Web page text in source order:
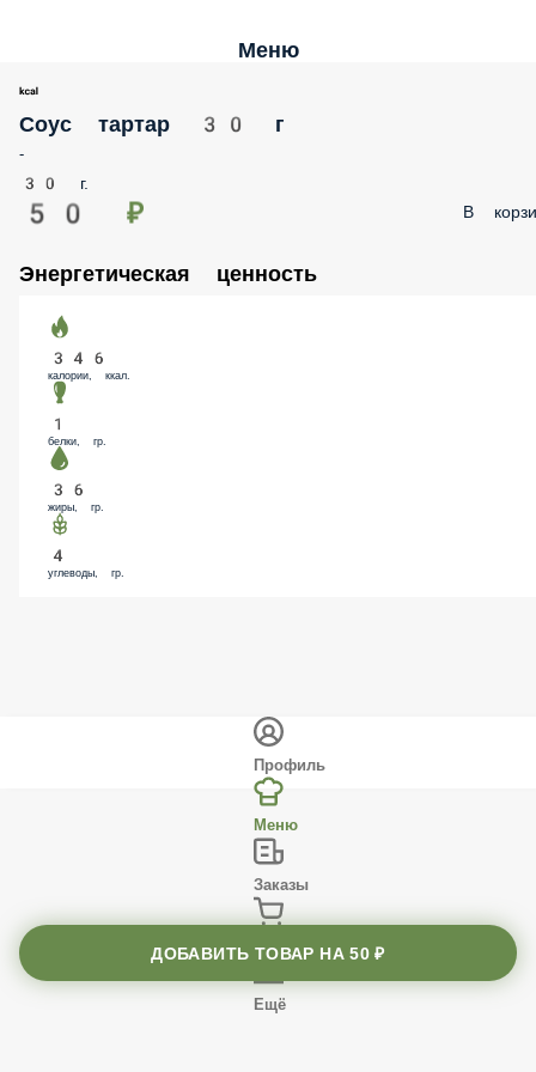
Меню
Соус тартар 30 г
-
30 г.
50 ₽ В
Энергетическая ценность
346
калории, ккал.
1
белки, гр.
36
жиры, гр.
4
углеводы, гр.
ДОБАВИТЬ ТОВАР НА50 ₽
Профиль
Меню
Заказы
Корзина
Ещё